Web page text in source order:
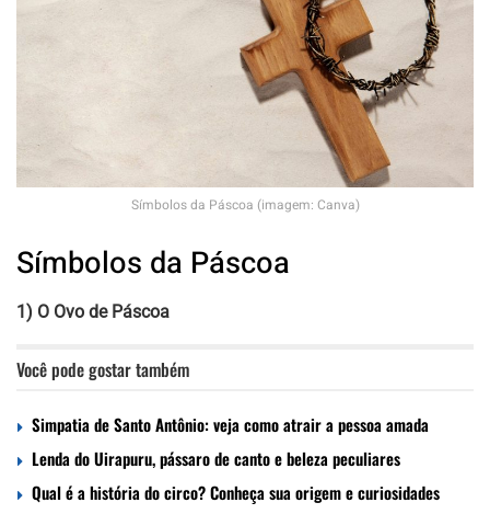
Símbolos da Páscoa (imagem: Canva)
Símbolos da Páscoa
1) O Ovo de Páscoa
Você pode gostar também
Simpatia de Santo Antônio: veja como atrair a pessoa amada
Lenda do Uirapuru, pássaro de canto e beleza peculiares
Qual é a história do circo? Conheça sua origem e curiosidades